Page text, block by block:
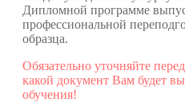
Дипломной программе
профессиональной
образца.
Обязательно уточняйте
какой документ Вам будет
обучения!